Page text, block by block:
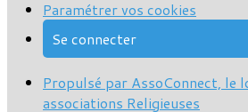
Paramétrer vos cookies
Se connecter
Propulsé par AssoConnect, le
associations Religieuses